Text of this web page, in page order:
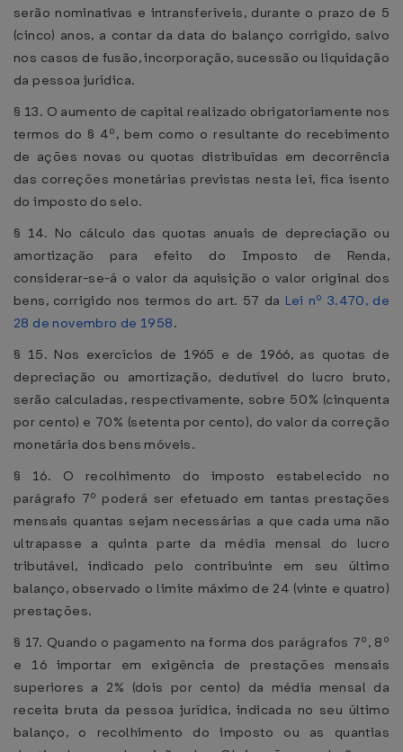
serão nominativas e intransferíveis, durante o prazo de 5
(cinco) anos, a contar da data do balanço corrigido, salvo
nos casos de fusão, incorporação, sucessão ou liquidação
da pessoa jurídica.
§ 13. O aumento de capital realizado obrigatoriamente nos
termos do § 4º, bem como o resultante do recebimento
de ações novas ou quotas distribuídas em decorrência
das correções monetárias previstas nesta lei, fica isento
do imposto do selo.
§ 14. No cálculo das quotas anuais de depreciação ou
amortização para efeito do Imposto de Renda,
considerar-se-á o valor da aquisição o valor original dos
bens, corrigido nos termos do art. 57 da Lei nº 3.470, de
28 de novembro de 1958.
§ 15. Nos exercícios de 1965 e de 1966, as quotas de
depreciação ou amortização, dedutível do lucro bruto,
serão calculadas, respectivamente, sobre 50% (cinquenta
por cento) e 70% (setenta por cento), do valor da correção
monetária dos bens móveis.
§ 16. O recolhimento do imposto estabelecido no
parágrafo 7º poderá ser efetuado em tantas prestações
mensais quantas sejam necessárias a que cada uma não
ultrapasse a quinta parte da média mensal do lucro
tributável, indicado pelo contribuinte em seu último
balanço, observado o limite máximo de 24 (vinte e quatro)
prestações.
§ 17. Quando o pagamento na forma dos parágrafos 7º, 8º
e 16 importar em exigência de prestações mensais
superiores a 2% (dois por cento) da média mensal da
receita bruta da pessoa jurídica, indicada no seu último
balanço, o recolhimento do imposto ou as quantias